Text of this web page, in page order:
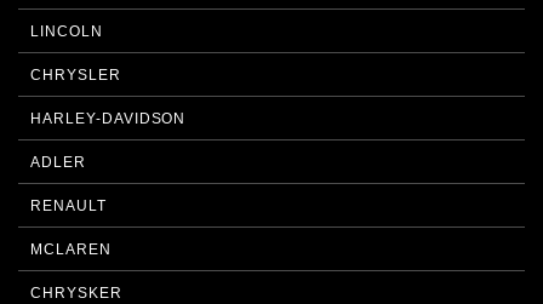
LINCOLN
CHRYSLER
HARLEY-DAVIDSON
ADLER
RENAULT
MCLAREN
CHRYSKER